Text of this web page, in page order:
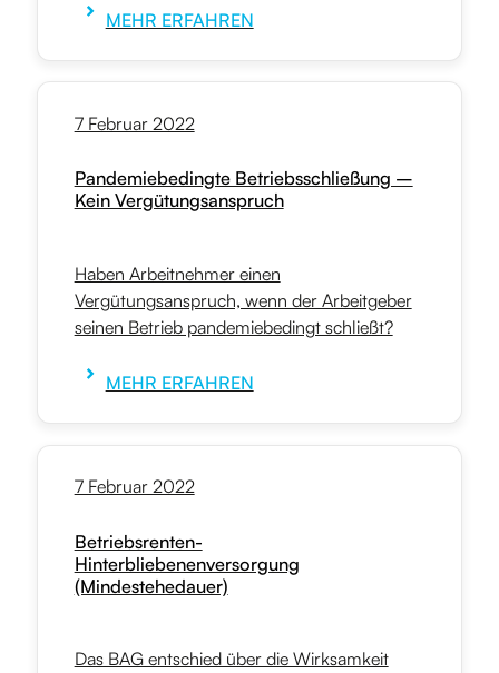
MEHR ERFAHREN
7 Februar 2022
Pandemiebedingte Betriebsschließung –
Kein Vergütungsanspruch
Haben Arbeitnehmer einen
Vergütungsanspruch, wenn der Arbeitgeber
seinen Betrieb pandemiebedingt schließt?
MEHR ERFAHREN
7 Februar 2022
Betriebsrenten-
Hinterbliebenenversorgung
(Mindestehedauer)
Das BAG entschied über die Wirksamkeit